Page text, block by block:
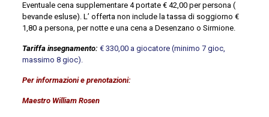
Eventuale cena supplementare 4 portate € 42,00 per persona (
bevande esluse). L’ offerta non include la tassa di soggiorno €
1,80 a persona, per notte e una cena a Desenzano o Sirmione.
Tariffa insegnamento: € 330,00 a giocatore (minimo 7 gioc,
massimo 8 gioc).
Per informazioni e prenotazioni:
Maestro William Rosen